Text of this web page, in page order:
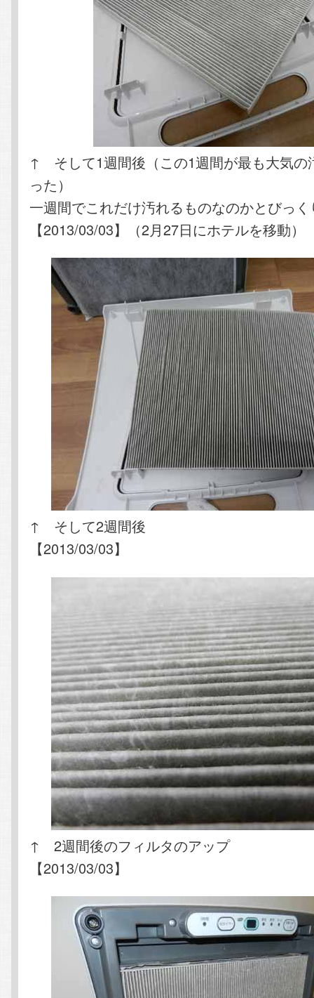
↑ そして1週間後（この1週間が最も大気の
った）
一週間でこれだけ汚れるものなのかとびっ
【2013/03/03】（2月27日にホテルを移動）
↑ そして2週間後
【2013/03/03】
↑ 2週間後のフィルタのアップ
【2013/03/03】